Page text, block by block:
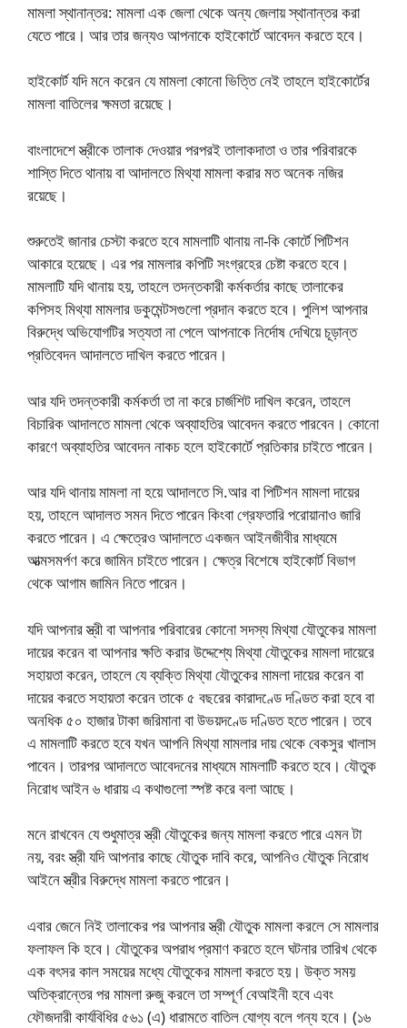
মামলা স্থানান্তর: মামলা এক জেলা থেকে অন্য জেলায় স্থানান্তর করা
যেতে পারে। আর তার জন্যও আপনাকে হাইকোর্টে আবেদন করতে হবে।
হাইকোর্ট যদি মনে করেন যে মামলা কোনো ভিত্তি নেই তাহলে হাইকোর্টের
মামলা বাতিলের ক্ষমতা রয়েছে।
বাংলাদেশে স্ত্রীকে তালাক দেওয়ার পরপরই তালাকদাতা ও তার পরিবারকে
শাস্তি দিতে থানায় বা আদালতে মিথ্যা মামলা করার মত অনেক নজির
রয়েছে।
শুরুতেই জানার চেস্টা করতে হবে মামলাটি থানায় না-কি কোর্টে পিটিশন
আকারে হয়েছে। এর পর মামলার কপিটি সংগ্রহের চেষ্টা করতে হবে।
মামলাটি যদি থানায় হয়, তাহলে তদন্তকারী কর্মকর্তার কাছে তালাকের
কপিসহ মিথ্যা মামলার ডকুমেন্টসগুলো প্রদান করতে হবে। পুলিশ আপনার
বিরুদ্ধে অভিযোগটির সত্যতা না পেলে আপনাকে নির্দোষ দেখিয়ে চূড়ান্ত
প্রতিবেদন আদালতে দাখিল করতে পারেন।
আর যদি তদন্তকারী কর্মকর্তা তা না করে চার্জশিট দাখিল করেন, তাহলে
বিচারিক আদালতে মামলা থেকে অব্যাহতির আবেদন করতে পারবেন। কোনো
কারণে অব্যাহতির আবেদন নাকচ হলে হাইকোর্টে প্রতিকার চাইতে পারেন।
আর যদি থানায় মামলা না হয়ে আদালতে সি.আর বা পিটিশন মামলা দায়ের
হয়, তাহলে আদালত সমন দিতে পারেন কিংবা গ্রেফতারি পরোয়ানাও জারি
করতে পারেন। এ ক্ষেত্রেও আদালতে একজন আইনজীবীর মাধ্যমে
আত্মসমর্পণ করে জামিন চাইতে পারেন। ক্ষেত্র বিশেষে হাইকোর্ট বিভাগ
থেকে আগাম জামিন নিতে পারেন।
যদি আপনার স্ত্রী বা আপনার পরিবারের কোনো সদস্য মিথ্যা যৌতুকের মামলা
দায়ের করেন বা আপনার ক্ষতি করার উদ্দেশ্যে মিথ্যা যৌতুকের মামলা দায়েরে
সহায়তা করেন, তাহলে যে ব্যক্তি মিথ্যা যৌতুকের মামলা দায়ের করেন বা
দায়ের করতে সহায়তা করেন তাকে ৫ বছরের কারাদণ্ডে দণ্ডিত করা হবে বা
অনধিক ৫০ হাজার টাকা জরিমানা বা উভয়দণ্ডে দণ্ডিত হতে পারেন। তবে
এ মামলাটি করতে হবে যখন আপনি মিথ্যা মামলার দায় থেকে বেকসুর খালাস
পাবেন। তারপর আদালতে আবেদনের মাধ্যমে মামলাটি করতে হবে। যৌতুক
নিরোধ আইন ৬ ধারায় এ কথাগুলো স্পষ্ট করে বলা আছে।
মনে রাখবেন যে শুধুমাত্র স্ত্রী যৌতুকের জন্য মামলা করতে পারে এমন টা
নয়, বরং স্ত্রী যদি আপনার কাছে যৌতুক দাবি করে, আপনিও যৌতুক নিরোধ
আইনে স্ত্রীর বিরুদ্ধে মামলা করতে পারেন।
এবার জেনে নিই তালাকের পর আপনার স্ত্রী যৌতুক মামলা করলে সে মামলার
ফলাফল কি হবে। যৌতুকের অপরাধ প্রমাণ করতে হলে ঘটনার তারিখ থেকে
এক বৎসর কাল সময়ের মধ্যে যৌতুকের মামলা করতে হয়। উক্ত সময়
অতিক্রান্তের পর মামলা রুজু করলে তা সম্পূর্ণ বেআইনী হবে এবং
ফৌজদারী কার্যবিধির ৫৬১ (এ) ধারামতে বাতিল যোগ্য বলে গন্য হবে। (১৬